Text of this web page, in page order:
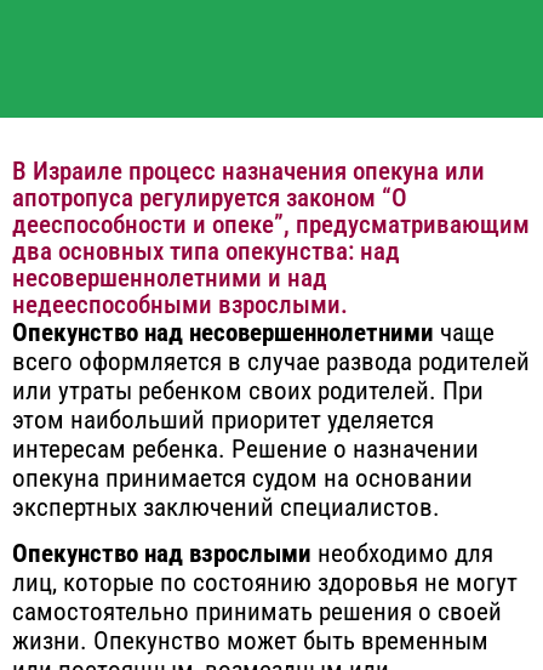
В Израиле процесс назначения опекуна или
апотропуса регулируется законом “О
дееспособности и опеке”, предусматривающим
два основных типа опекунства: над
несовершеннолетними и над
недееспособными взрослыми.
Опекунство над несовершеннолетними чаще
всего оформляется в случае развода родителей
или утраты ребенком своих родителей. При
этом наибольший приоритет уделяется
интересам ребенка. Решение о назначении
опекуна принимается судом на основании
экспертных заключений специалистов.
Опекунство над взрослыми необходимо для
лиц, которые по состоянию здоровья не могут
самостоятельно принимать решения о своей
жизни. Опекунство может быть временным